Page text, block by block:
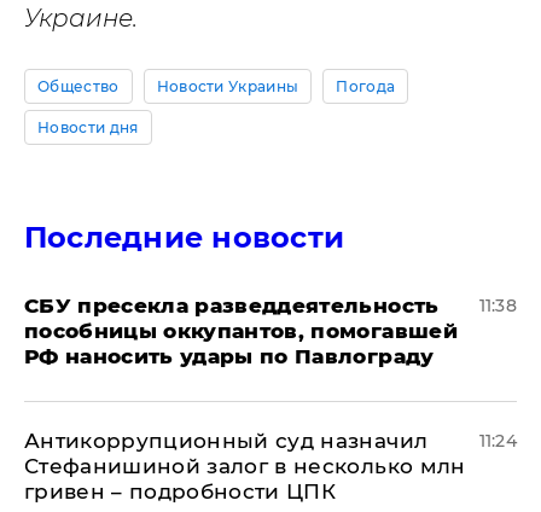
Украине.
Общество Новости Украины Погода
Новости дня
Последние новости
СБУ пресекла разведдеятельность
пособницы оккупантов, помогавшей
РФ наносить удары по Павлограду
11:38
Антикоррупционный суд назначил
Стефанишиной залог в несколько млн
гривен – подробности ЦПК
11:24